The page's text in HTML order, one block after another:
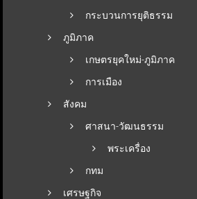
กระบวนการยุติธรรม
ภูมิภาค
เกษตรยุคใหม่-ภูมิภาค
การเมือง
สังคม
ศาสนา-วัฒนธรรม
พระเครื่อง
กทม
เศรษฐกิจ